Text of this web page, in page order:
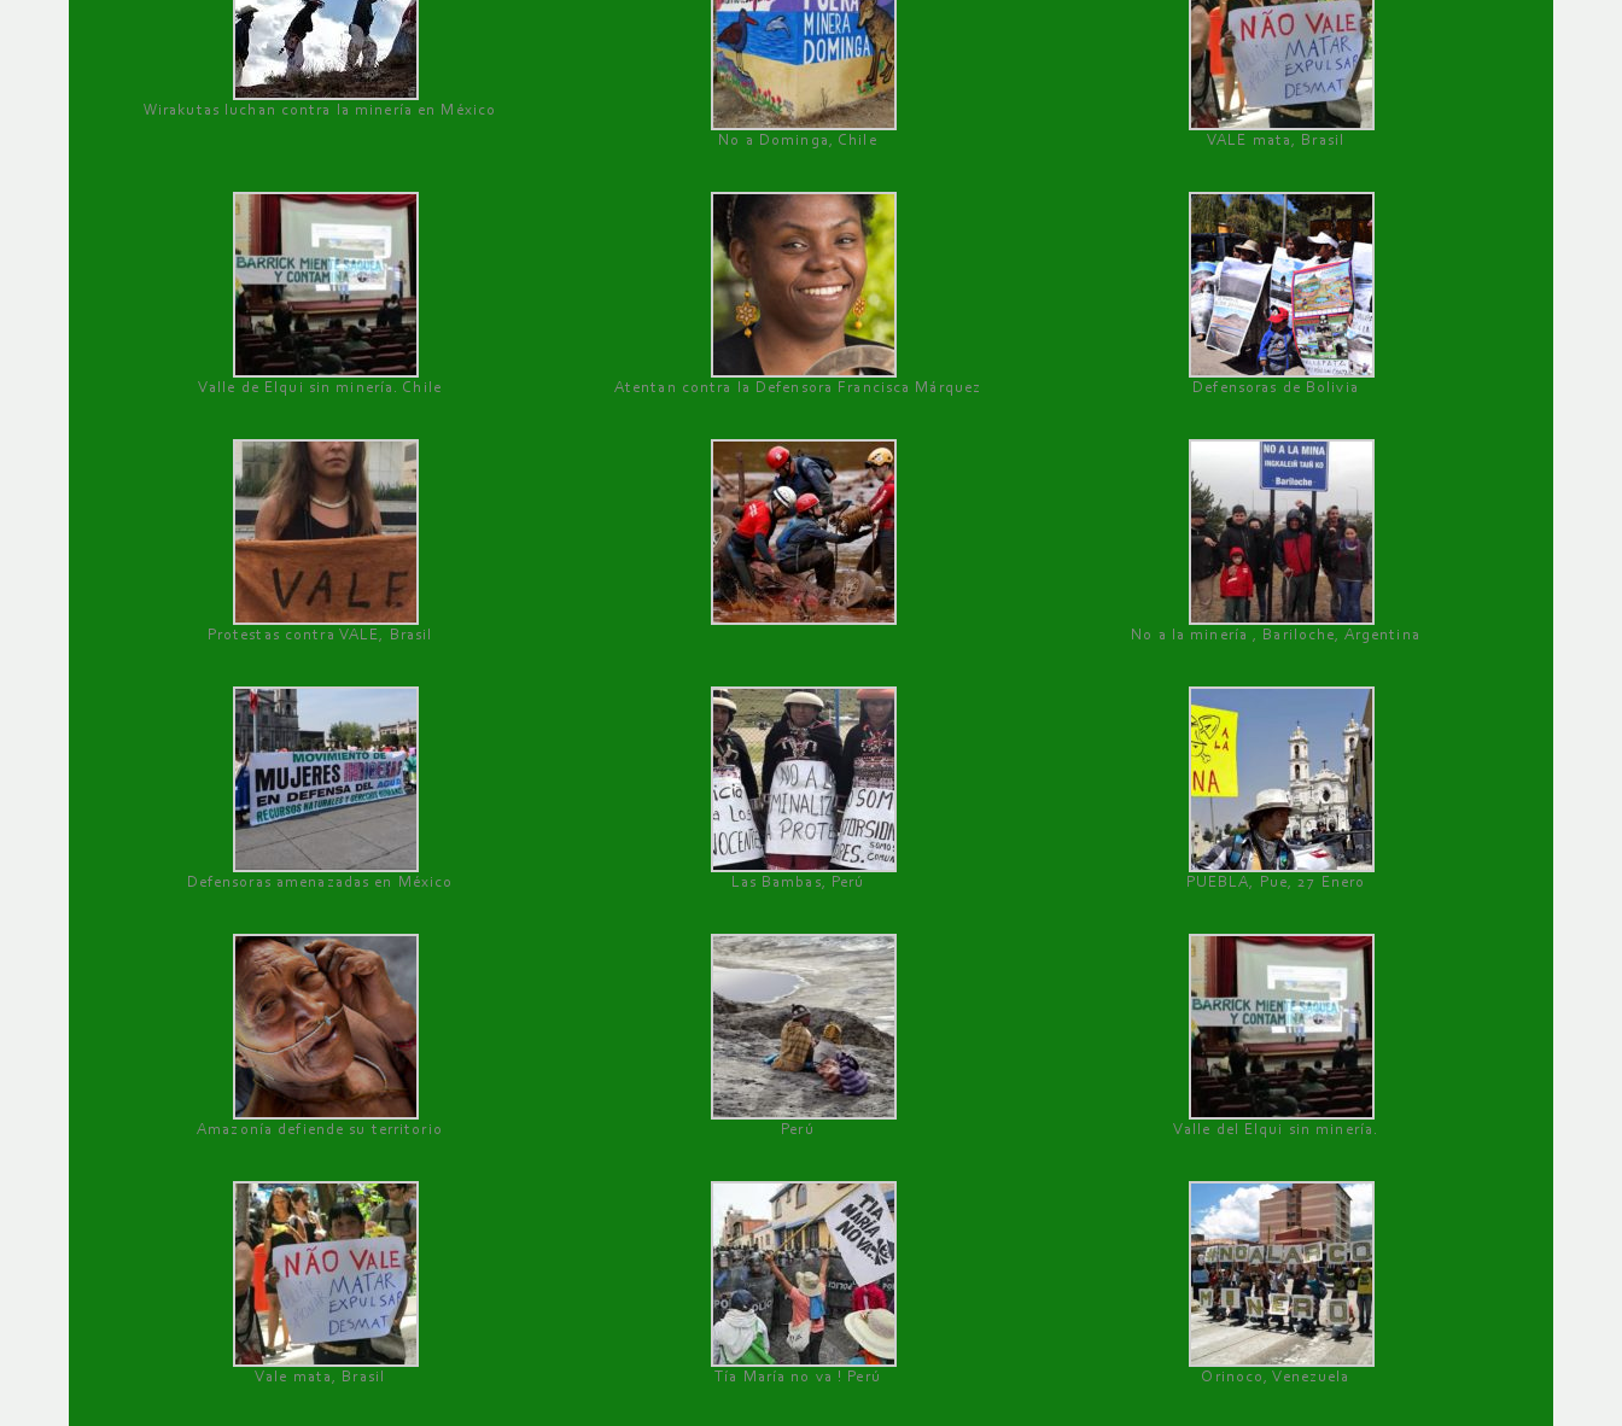
Wirakutas luchan contra la minería en México
No a Dominga, Chile
VALE mata, Brasil
Valle de Elqui sin minería. Chile Atentan contra la Defensora Francisca Márquez Defensoras de Bolivia
Protestas contra VALE, Brasil No a la minería , Bariloche, Argentina
Defensoras amenazadas en México Las Bambas, Perú PUEBLA, Pue, 27 Enero
Amazonía defiende su territorio Perú Valle del Elqui sin minería.
Vale mata, Brasil Tía María no va ! Perú Orinoco, Venezuela